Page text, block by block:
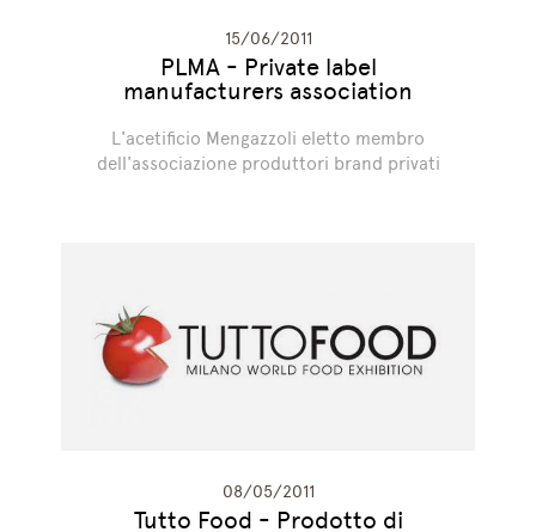
15/06/2011
PLMA - Private label
manufacturers association
L'acetificio Mengazzoli eletto membro
dell'associazione produttori brand privati
08/05/2011
Tutto Food - Prodotto di